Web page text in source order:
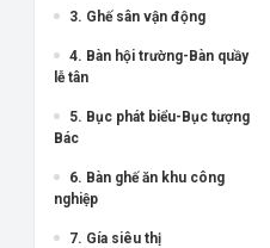
3. Ghế sân vận động
4. Bàn hội trường-Bàn quầy
lễ tân
5. Bục phát biểu-Bục tượng
Bác
6. Bàn ghế ăn khu công
nghiệp
7. Gía siêu thị